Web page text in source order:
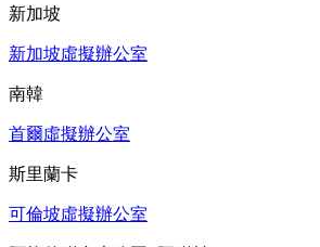
新加坡
新加坡虛擬辦公室
南韓
首爾虛擬辦公室
斯里蘭卡
可倫坡虛擬辦公室